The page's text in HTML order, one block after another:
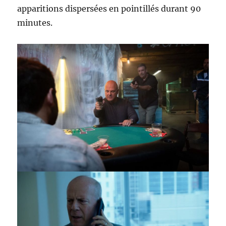
apparitions dispersées en pointillés durant 90
minutes.